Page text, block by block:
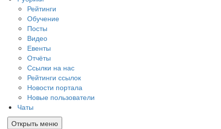
Рейтинги
Обучение
Посты
Видео
Евенты
Отчёты
Ссылки на нас
Рейтинги ссылок
Новости портала
Новые пользователи
Чаты
Открыть меню